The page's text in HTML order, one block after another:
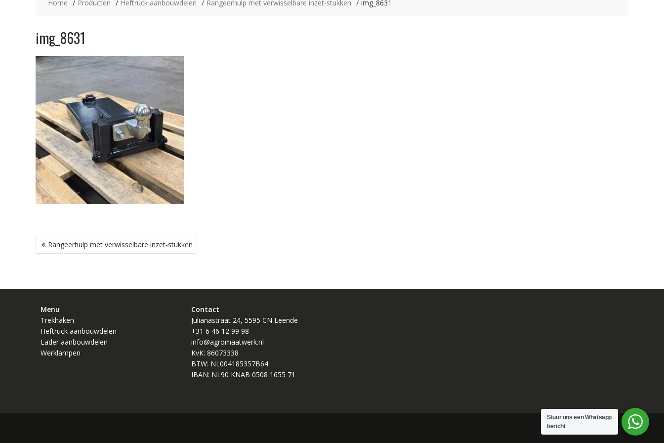
Home Producten Heftruck aanbouwdelen Rangeerhulp met verwisselbare inzet-stukken img_8631
img_8631
Bericht
navigatie
Rangeerhulp met verwisselbare inzet-stukken
Menu
Trekhaken
Heftruck aanbouwdelen
Lader aanbouwdelen
Werklampen
Contact
Julianastraat 24, 5595 CN Leende
+31 6 46 12 99 98
info@agromaatwerk.nl
KvK: 86073338
BTW: NL004185357B64
IBAN: NL90 KNAB 0508 1655 71
Stuur ons een Whatsapp
bericht